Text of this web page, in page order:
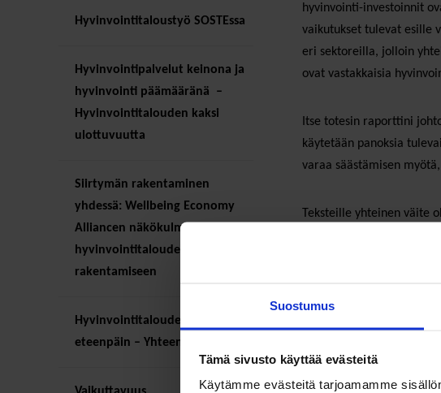
Suostumus
Tämä sivusto käyttää evästeitä
Käytämme evästeitä tarjoamamme
Hyvinvointitaloustyö SOSTEssa
Hyvinvointipalvelut keinona ja
hyvinvointi päämääränä –
Hyvinvointitalouden kaksi
ulottuvuutta
Siirtymän rakentaminen
yhdessä: Wellbeing Economy
Alliancen näkökulmia
hyvinvointitalouden
rakentamiseen
Hyvinvointitaloudessa
eteenpäin – Yhteenveto
hyvinvointi-investoinnit
vaikutukset tulevat esille
eri sektoreilla, jolloin
ovat vastakkaisia
Itse totesin raporttini
käytetään panoksia
varaa säästämisen
Teksteille yhteinen väite
talouskuripolitiikka että
investointeja ei tehdä,
Nyt muutamia vuosia
jota ei ole todistettu
myönteisestä